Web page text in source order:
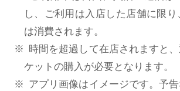
し、ご利用は入店した店舗に限
は消費されます。
時間を超過して在店されますと
ケットの購入が必要となります。
アプリ画像はイメージです。予